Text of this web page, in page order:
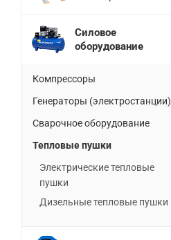
Силовое
оборудование
Компрессоры
Генераторы (электростанции)
Сварочное оборудование
Тепловые пушки
Электрические тепловые
пушки
Дизельные тепловые пушки